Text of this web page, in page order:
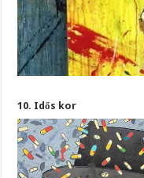
10. Idős kor